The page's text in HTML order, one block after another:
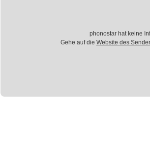
phonostar hat keine
Gehe auf die Website des